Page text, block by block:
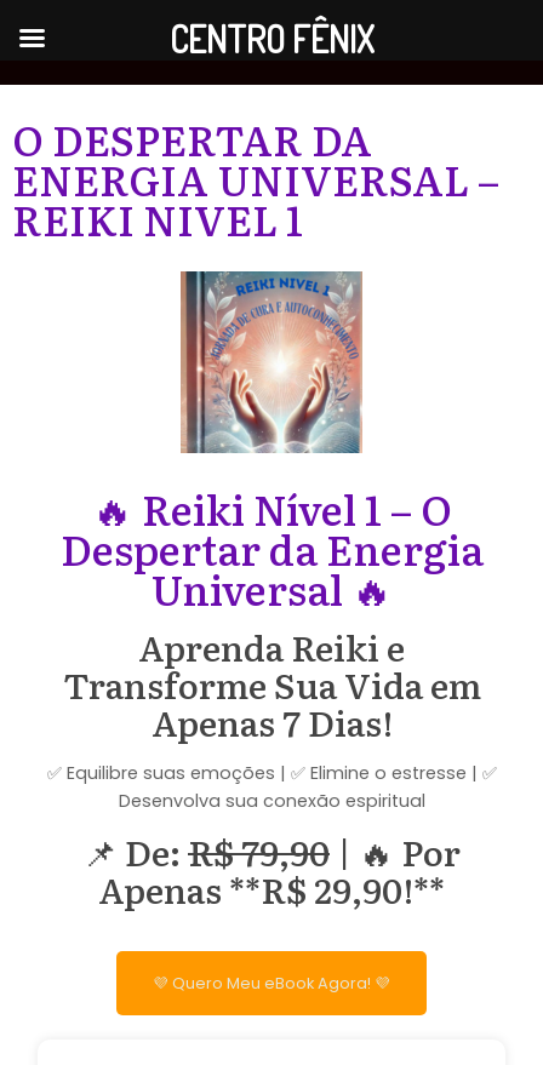
O DESPERTAR DA
ENERGIA UNIVERSAL –
REIKI NIVEL 1
🔥 Reiki Nível 1 – O
Despertar da Energia
Universal 🔥
Aprenda Reiki e
Transforme Sua Vida em
Apenas 7 Dias!
✅ Equilibre suas emoções | ✅ Elimine o estresse | ✅
Desenvolva sua conexão espiritual
📌 De:R$ 79,90 | 🔥 Por
Apenas **R$ 29,90!**
💜 Quero Meu eBook Agora! 💜
CENTRO FÊNIX